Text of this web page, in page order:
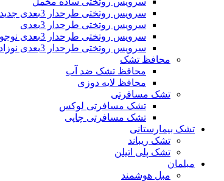
سرویس روتختی طرحدار 3بعدی جدید
سرویس روتختی طرحدار 3بعدی
سرویس روتختی طرحدار 3بعدی نوجوان
سرویس روتختی طرحدار 3بعدی نوزاد
محافظ تشک
محافظ تشک ضد آب
محافظ لایه دوزی
تشک مسافرتی
تشک مسافرتی لوکس
تشک مسافرتی چاپی
تشک بیمارستانی
تشک ریباند
تشک پلی اتیلن
مبلمان
مبل هوشمند